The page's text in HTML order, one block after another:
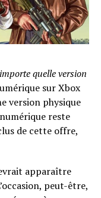
quelle version
sur Xbox
version physique
reste
de cette offre,
apparaître
peut-être,